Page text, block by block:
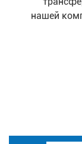
нашей